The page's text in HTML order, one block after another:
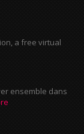
a free virtual
ensemble dans